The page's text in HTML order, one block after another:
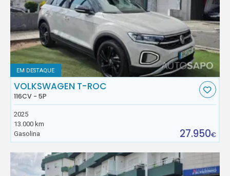
EM DESTAQUE
VOLKSWAGEN T-ROC
116CV - 5P
2025
13.000 km
Gasolina
27.950€